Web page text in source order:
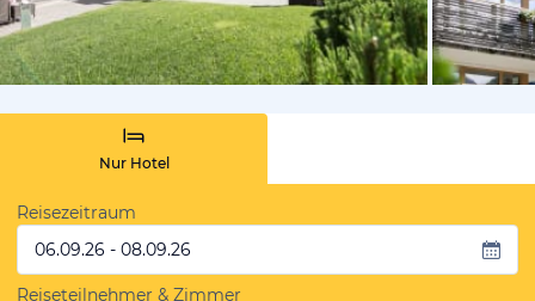
vom
Nur Hotel
Reisezeitraum
06.09.26 - 08.09.26
Reiseteilnehmer & Zimmer